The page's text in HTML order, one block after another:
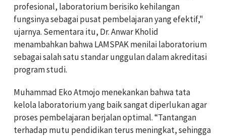
profesional, laboratorium berisiko kehilangan
fungsinya sebagai pusat pembelajaran yang efektif,"
ujarnya. Sementara itu, Dr. Anwar Kholid
menambahkan bahwa LAMSPAK menilai laboratorium
sebagai salah satu standar unggulan dalam akreditasi
program studi.
Muhammad Eko Atmojo menekankan bahwa tata
kelola laboratorium yang baik sangat diperlukan agar
proses pembelajaran berjalan optimal. “Tantangan
terhadap mutu pendidikan terus meningkat, sehingga